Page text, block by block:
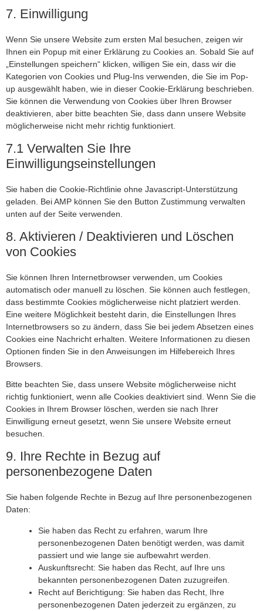
7. Einwilligung
Wenn Sie unsere Website zum ersten Mal besuchen, zeigen wir
Ihnen ein Popup mit einer Erklärung zu Cookies an. Sobald Sie auf
„Einstellungen speichern“ klicken, willigen Sie ein, dass wir die
Kategorien von Cookies und Plug-Ins verwenden, die Sie im Pop-
up ausgewählt haben, wie in dieser Cookie-Erklärung beschrieben.
Sie können die Verwendung von Cookies über Ihren Browser
deaktivieren, aber bitte beachten Sie, dass dann unsere Website
möglicherweise nicht mehr richtig funktioniert.
7.1 Verwalten Sie Ihre
Einwilligungseinstellungen
Sie haben die Cookie-Richtlinie ohne Javascript-Unterstützung
geladen. Bei AMP können Sie den Button Zustimmung verwalten
unten auf der Seite verwenden.
8. Aktivieren / Deaktivieren und Löschen
von Cookies
Sie können Ihren Internetbrowser verwenden, um Cookies
automatisch oder manuell zu löschen. Sie können auch festlegen,
dass bestimmte Cookies möglicherweise nicht platziert werden.
Eine weitere Möglichkeit besteht darin, die Einstellungen Ihres
Internetbrowsers so zu ändern, dass Sie bei jedem Absetzen eines
Cookies eine Nachricht erhalten. Weitere Informationen zu diesen
Optionen finden Sie in den Anweisungen im Hilfebereich Ihres
Browsers.
Bitte beachten Sie, dass unsere Website möglicherweise nicht
richtig funktioniert, wenn alle Cookies deaktiviert sind. Wenn Sie die
Cookies in Ihrem Browser löschen, werden sie nach Ihrer
Einwilligung erneut gesetzt, wenn Sie unsere Website erneut
besuchen.
9. Ihre Rechte in Bezug auf
personenbezogene Daten
Sie haben folgende Rechte in Bezug auf Ihre personenbezogenen
Daten:
Sie haben das Recht zu erfahren, warum Ihre
personenbezogenen Daten benötigt werden, was damit
passiert und wie lange sie aufbewahrt werden.
Auskunftsrecht: Sie haben das Recht, auf Ihre uns
bekannten personenbezogenen Daten zuzugreifen.
Recht auf Berichtigung: Sie haben das Recht, Ihre
personenbezogenen Daten jederzeit zu ergänzen, zu